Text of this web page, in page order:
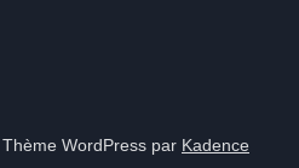
WordPress par Kadence